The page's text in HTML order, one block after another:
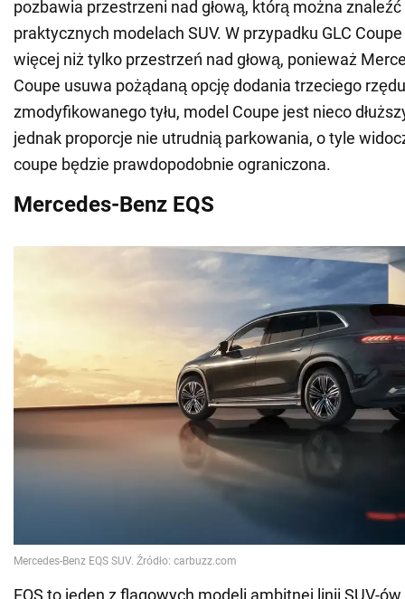
pozbawia przestrzeni nad głową, którą można
praktycznych modelach SUV. W przypadku GLC
więcej niż tylko przestrzeń nad głową, ponieważ
Coupe usuwa pożądaną opcję dodania trzeciego
zmodyfikowanego tyłu, model Coupe jest nieco
jednak proporcje nie utrudnią parkowania, o tyle
coupe będzie prawdopodobnie ograniczona.
Mercedes-Benz EQS
EQS to jeden z flagowych modeli ambitnej linii SUV-